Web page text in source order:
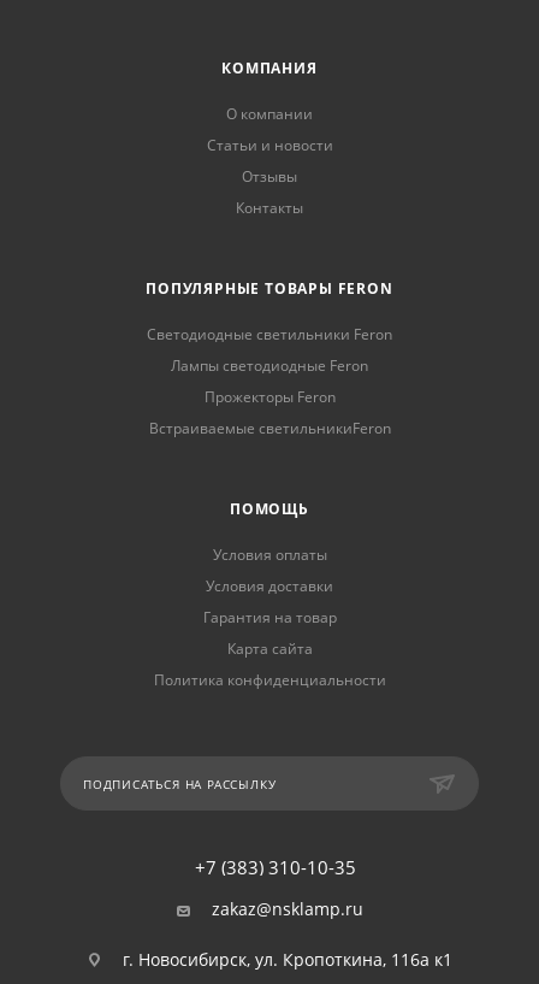
КОМПАНИЯ
О компании
Статьи и новости
Отзывы
Контакты
ПОПУЛЯРНЫЕ ТОВАРЫ FERON
Светодиодные светильники Feron
Лампы светодиодные Feron
Прожекторы Feron
Встраиваемые светильникиFeron
ПОМОЩЬ
Условия оплаты
Условия доставки
Гарантия на товар
Карта сайта
Политика конфиденциальности
ПОДПИСАТЬСЯ НА РАССЫЛКУ
+7 (383) 310-10-35
zakaz@nsklamp.ru
г. Новосибирск, ул. Кропоткина, 116а к1